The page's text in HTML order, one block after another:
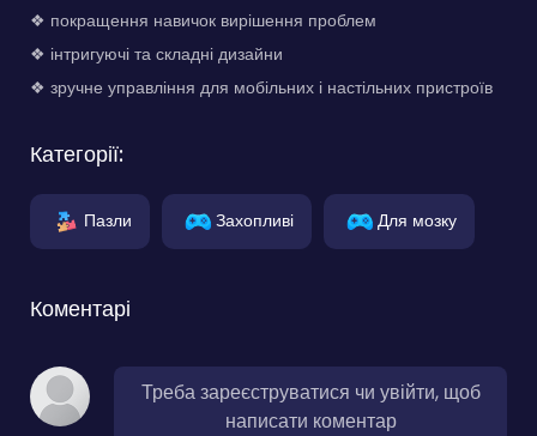
❖ покращення навичок вирішення проблем
❖ інтригуючі та складні дизайни
❖ зручне управління для мобільних і настільних пристроїв
Категорії:
Пазли Захопливі Для мозку
Коментарі
Треба зареєструватися чи увійти, щоб
написати коментар